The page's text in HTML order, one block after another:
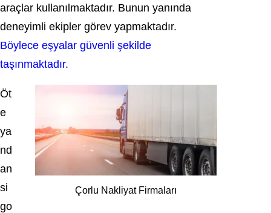
araçlar kullanılmaktadır. Bunun yanında
deneyimli ekipler görev yapmaktadır.
Böylece eşyalar güvenli şekilde
taşınmaktadır.
Çorlu Nakliyat Firmaları
Öt
e
ya
nd
an
si
go